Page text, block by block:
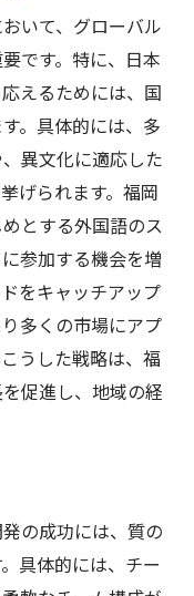
いて、グローバル
です。特に、日本
えるためには、国
。具体的には、多
異文化に適応した
げられます。福岡
とする外国語のス
参加する機会を増
をキャッチアップ
多くの市場にアプ
うした戦略は、福
促進し、地域の経
の成功には、質の
具体的には、チー